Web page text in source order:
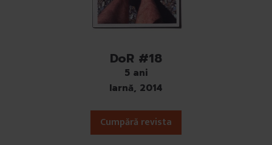
DoR #18
5 ani
Iarnă, 2014
Cumpără revista